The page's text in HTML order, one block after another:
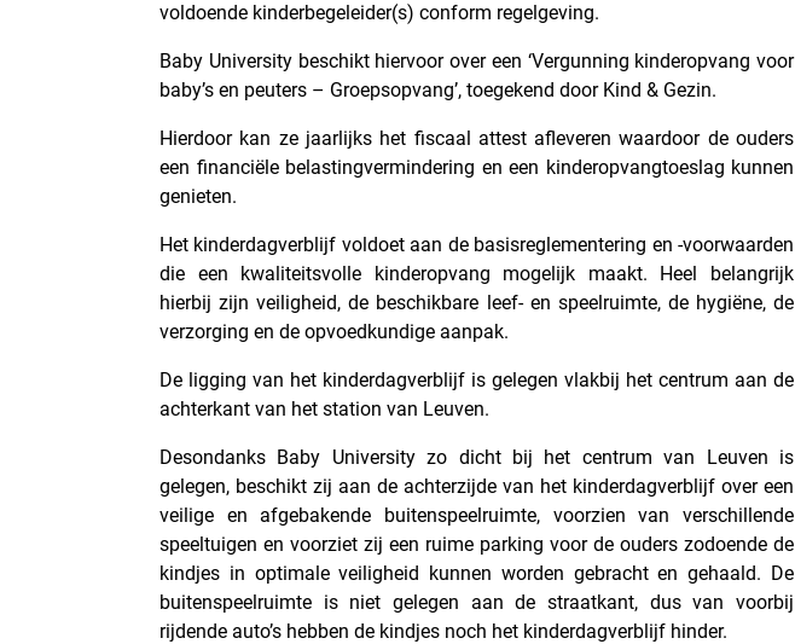
voldoende kinderbegeleider(s) conform regelgeving.
Baby University beschikt hiervoor over een ‘Vergunning kinderopvang voor
baby’s en peuters – Groepsopvang’, toegekend door Kind & Gezin.
Hierdoor kan ze jaarlijks het fiscaal attest afleveren waardoor de ouders
een financiële belastingvermindering en een kinderopvangtoeslag kunnen
genieten.
Het kinderdagverblijf voldoet aan de basisreglementering en -voorwaarden
die een kwaliteitsvolle kinderopvang mogelijk maakt. Heel belangrijk
hierbij zijn veiligheid, de beschikbare leef- en speelruimte, de hygiëne, de
verzorging en de opvoedkundige aanpak.
De ligging van het kinderdagverblijf is gelegen vlakbij het centrum aan de
achterkant van het station van Leuven.
Desondanks Baby University zo dicht bij het centrum van Leuven is
gelegen, beschikt zij aan de achterzijde van het kinderdagverblijf over een
veilige en afgebakende buitenspeelruimte, voorzien van verschillende
speeltuigen en voorziet zij een ruime parking voor de ouders zodoende de
kindjes in optimale veiligheid kunnen worden gebracht en gehaald. De
buitenspeelruimte is niet gelegen aan de straatkant, dus van voorbij
rijdende auto’s hebben de kindjes noch het kinderdagverblijf hinder.